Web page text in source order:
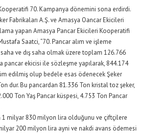
70. Kampanya dönemini sona erdirdi.
Fabrikaları A.Ş. ve Amasya Oancar Ekicileri
yapan Amasya Pancar Ekicileri Kooperatifi
Saatci, “70. Pancar alım ve işleme
ve dış saha olmak üzere toplam 126.766
pancar ekicisi ile sözleşme yapılarak, 844.174
edilmiş olup bedele esas ödenecek Şeker
dur. Bu pancardan 81.336 Ton kristal toz şeker,
Ton Yaş Pancar küspesi, 4.753 Ton Pancar
milyar 830 milyon lira olduğunu ve çiftçilere
200 milyon lira ayni ve nakdi avans ödemesi